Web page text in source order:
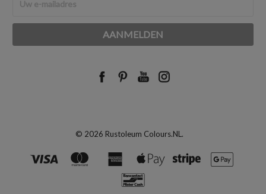
mailadres
© 2026 Rustoleum Colours.NL.